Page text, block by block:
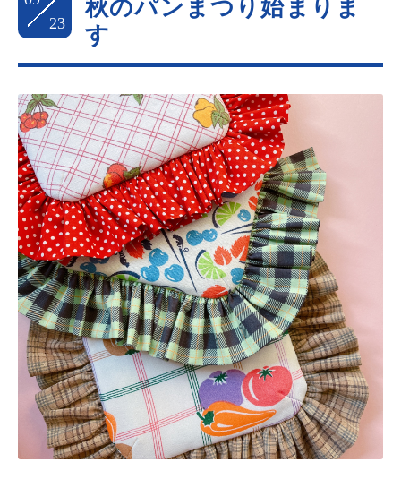
23
秋のパンまつり始まりま
す